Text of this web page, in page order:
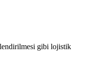
gibi lojistik